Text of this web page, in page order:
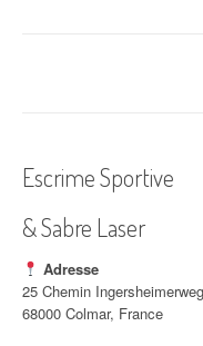
a
t
i
o
Escrime Sportive
& Sabre Laser
Adresse
25 Chemin Ingersheimerweg
68000 Colmar, France